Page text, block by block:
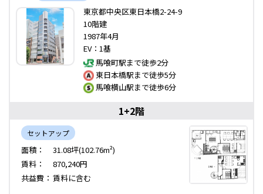
東京都中央区東日本橋2-24-9
10階建
1987年4月
EV：1基
馬喰町駅まで徒歩2分
東日本橋駅まで徒歩5分
馬喰横山駅まで徒歩6分
1+2階
セットアップ
面積：
31.08坪(102.76m²)
賃料：
870,240円
共益費： 賃料に含む